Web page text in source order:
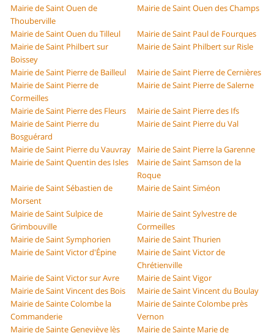
Mairie de Saint Ouen de
Thouberville
Mairie de Saint Ouen des Champs
Mairie de Saint Ouen du Tilleul
Mairie de Saint Paul de Fourques
Mairie de Saint Philbert sur
Boissey
Mairie de Saint Philbert sur Risle
Mairie de Saint Pierre de Bailleul
Mairie de Saint Pierre de Cernières
Mairie de Saint Pierre de
Cormeilles
Mairie de Saint Pierre de Salerne
Mairie de Saint Pierre des Fleurs
Mairie de Saint Pierre des Ifs
Mairie de Saint Pierre du
Bosguérard
Mairie de Saint Pierre du Val
Mairie de Saint Pierre du Vauvray
Mairie de Saint Pierre la Garenne
Mairie de Saint Quentin des Isles
Mairie de Saint Samson de la
Roque
Mairie de Saint Sébastien de
Morsent
Mairie de Saint Siméon
Mairie de Saint Sulpice de
Grimbouville
Mairie de Saint Sylvestre de
Cormeilles
Mairie de Saint Symphorien
Mairie de Saint Thurien
Mairie de Saint Victor d'Épine
Mairie de Saint Victor de
Chrétienville
Mairie de Saint Victor sur Avre
Mairie de Saint Vigor
Mairie de Saint Vincent des Bois
Mairie de Saint Vincent du Boulay
Mairie de Sainte Colombe la
Commanderie
Mairie de Sainte Colombe près
Vernon
Mairie de Sainte Geneviève lès
Mairie de Sainte Marie de